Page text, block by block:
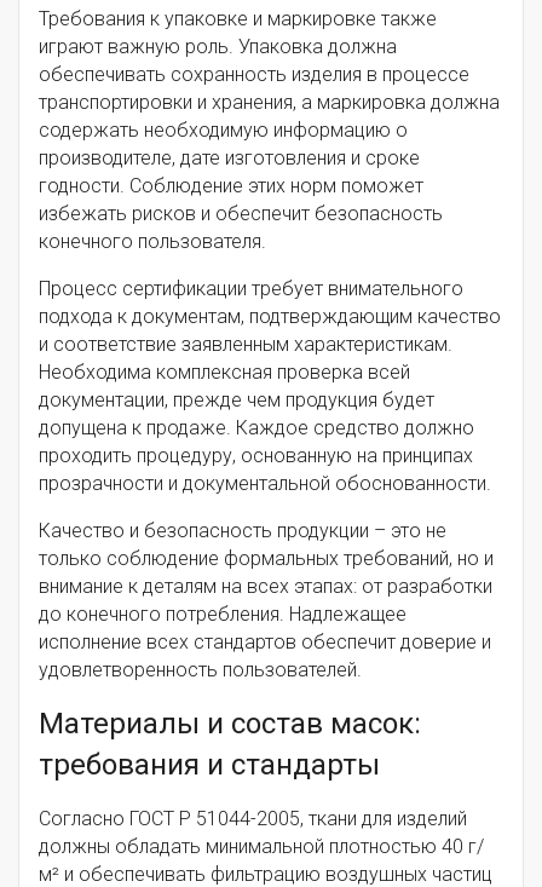
Требования к упаковке и маркировке также
играют важную роль. Упаковка должна
обеспечивать сохранность изделия в процессе
транспортировки и хранения, а маркировка должна
содержать необходимую информацию о
производителе, дате изготовления и сроке
годности. Соблюдение этих норм поможет
избежать рисков и обеспечит безопасность
конечного пользователя.
Процесс сертификации требует внимательного
подхода к документам, подтверждающим качество
и соответствие заявленным характеристикам.
Необходима комплексная проверка всей
документации, прежде чем продукция будет
допущена к продаже. Каждое средство должно
проходить процедуру, основанную на принципах
прозрачности и документальной обоснованности.
Качество и безопасность продукции – это не
только соблюдение формальных требований, но и
внимание к деталям на всех этапах: от разработки
до конечного потребления. Надлежащее
исполнение всех стандартов обеспечит доверие и
удовлетворенность пользователей.
Материалы и состав масок:
требования и стандарты
Согласно ГОСТ Р 51044-2005, ткани для изделий
должны обладать минимальной плотностью 40 г/
м² и обеспечивать фильтрацию воздушных частиц